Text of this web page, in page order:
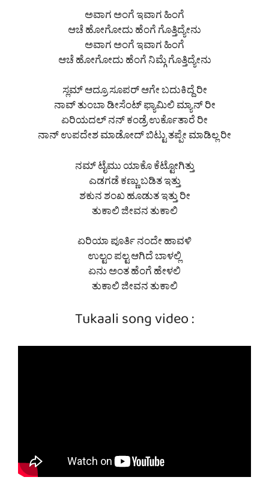
ಅವಾಗ ಅಂಗೆ ಇವಾಗ ಹಿಂಗೆ
ಆಚೆ ಹೋಗೋದು ಹೆಂಗೆ ಗೊತ್ತಿದ್ಯೇನು
ಅವಾಗ ಅಂಗೆ ಇವಾಗ ಹಿಂಗೆ
ಆಚೆ ಹೋಗೋದು ಹೆಂಗೆ ನಿಮ್ಗೆ ಗೊತ್ತಿದ್ಯೇನು
ಸ್ಲಮ್ ಆದ್ರೂ ಸೂಪರ್ ಆಗೇ ಬದುಕಿದ್ದೆ ರೀ
ನಾವ್ ತುಂಬಾ ಡೀಸೆಂಟ್ ಫ್ಯಾಮಿಲಿ ಮ್ಯಾನ್ ರೀ
ಏರಿಯದಲ್ ನನ್ ಕಂಡ್ರೆ ಉರ್ಕೊತಾರೆ ರೀ
ನಾನ್ ಉಪದೇಶ ಮಾಡೋದ್ ಬಿಟ್ಟು ತಪ್ಪೇ ಮಾಡಿಲ್ಲ ರೀ
ನಮ್ ಟೈಮು ಯಾಕೊ ಕೆಟ್ಟೋಗಿತ್ತು
ಎಡಗಡೆ ಕಣ್ಣು ಬಡಿತ ಇತ್ತು
ಶಕುನ ಶಂಖ ಹೂಡುತ ಇತ್ತು ರೀ
ತುಕಾಲಿ ಜೀವನ ತುಕಾಲಿ
ಏರಿಯಾ ಪೂರ್ತಿ ನಂದೇ ಹಾವಳಿ
ಉಲ್ಟಂ ಪಲ್ಟ ಆಗಿದೆ ಬಾಳಲ್ಲಿ
ಏನು ಅಂತ ಹೆಂಗೆ ಹೇಳಲಿ
ತುಕಾಲಿ ಜೀವನ ತುಕಾಲಿ
Tukaali song video :